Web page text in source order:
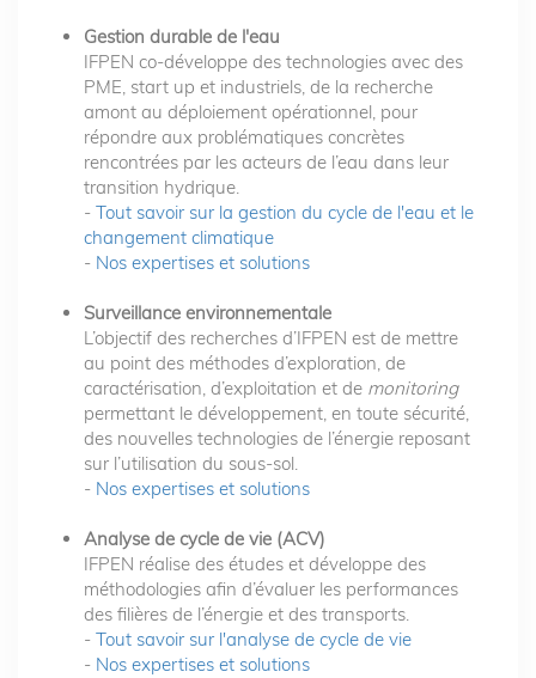
Gestion durable de l'eau
IFPEN co-développe des technologies avec des
PME, start up et industriels, de la recherche
amont au déploiement opérationnel, pour
répondre aux problématiques concrètes
rencontrées par les acteurs de l’eau dans leur
transition hydrique.
- Tout savoir sur la gestion du cycle de l'eau et le
changement climatique
- Nos expertises et solutions
Surveillance environnementale
L’objectif des recherches d’IFPEN est de mettre
au point des méthodes d’exploration, de
caractérisation, d’exploitation et de monitoring
permettant le développement, en toute sécurité,
des nouvelles technologies de l’énergie reposant
sur l’utilisation du sous-sol.
- Nos expertises et solutions
Analyse de cycle de vie (ACV)
IFPEN réalise des études et développe des
méthodologies afin d’évaluer les performances
des filières de l’énergie et des transports.
- Tout savoir sur l'analyse de cycle de vie
- Nos expertises et solutions